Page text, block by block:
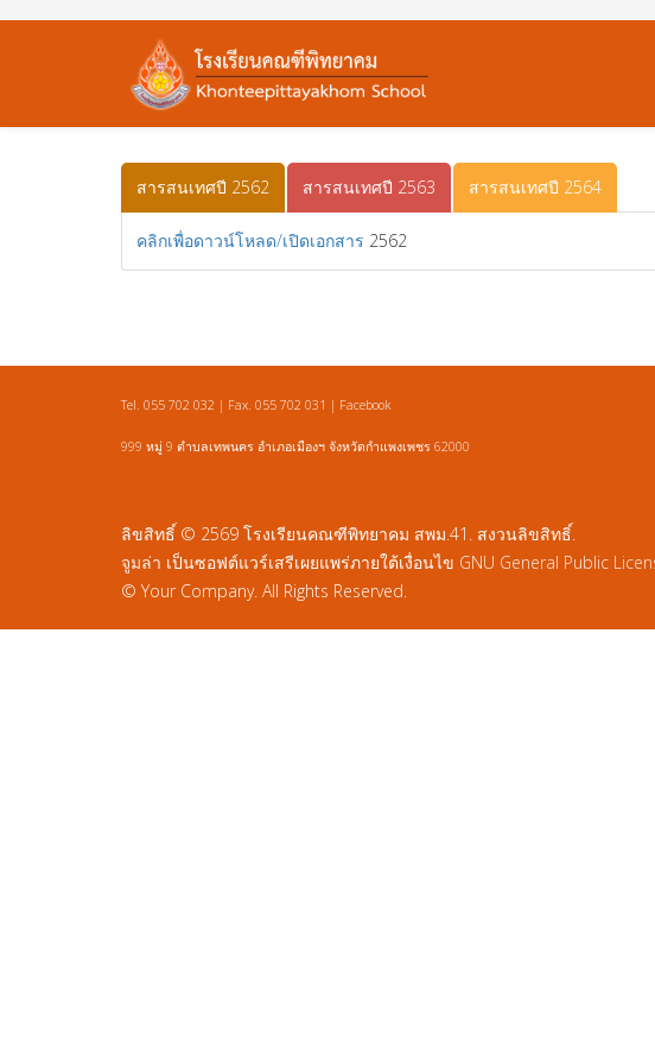
สารสนเทศปี 2562 สารสนเทศปี 2563 สารสนเทศปี 2564
คลิกเพื่อดาวน์โหลด/เปิดเอกสาร 2562
Tel. 055 702 032 | Fax. 055 702 031 | Facebook
999 หมู่ 9 ตำบลเทพนคร อำเภอเมืองฯ จังหวัดกำแพงเพชร 62000
ลิขสิทธิ์ © 2569 โรงเรียนคณฑีพิทยาคม สพม.41. สงวนลิขสิทธิ์.
จูมล่า เป็นซอฟต์แวร์เสรีเผยแพร่ภายใต้เงื่อนไข GNU General Public
© Your Company. All Rights Reserved.